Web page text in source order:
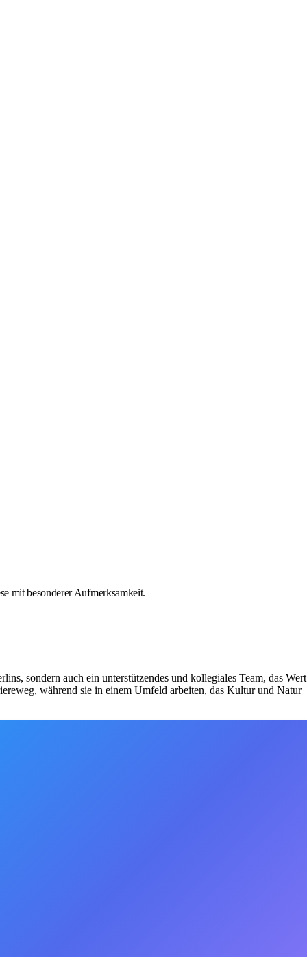
mit besonderer Aufmerksamkeit.
sondern auch ein unterstützendes und kollegiales Team, das Wert
während sie in einem Umfeld arbeiten, das Kultur und Natur